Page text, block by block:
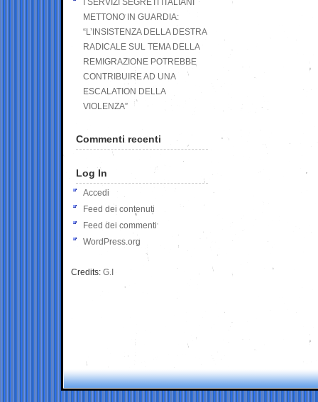
I SERVIZI SEGRETI ITALIANI
METTONO IN GUARDIA:
“L’INSISTENZA DELLA DESTRA
RADICALE SUL TEMA DELLA
REMIGRAZIONE POTREBBE
CONTRIBUIRE AD UNA
ESCALATION DELLA
VIOLENZA”
Commenti recenti
Log In
Accedi
Feed dei contenuti
Feed dei commenti
WordPress.org
Credits: G.I